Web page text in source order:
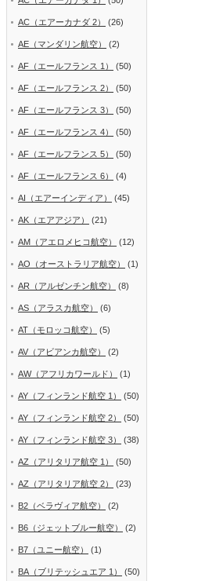
AC（エアーカナダ 2） (26)
AE（マンダリン航空） (2)
AF（エールフランス 1） (50)
AF（エールフランス 2） (50)
AF（エールフランス 3） (50)
AF（エールフランス 4） (50)
AF（エールフランス 5） (50)
AF（エールフランス 6） (4)
AI（エアーインディア） (45)
AK（エアアジア） (21)
AM（アエロメヒコ航空） (12)
AO（オーストラリア航空） (1)
AR（アルゼンチン航空） (8)
AS（アラスカ航空） (6)
AT（モロッコ航空） (5)
AV（アビアンカ航空） (2)
AW（アフリカワールド） (1)
AY（フィンランド航空 1） (50)
AY（フィンランド航空 2） (50)
AY（フィンランド航空 3） (38)
AZ（アリタリア航空 1） (50)
AZ（アリタリア航空 2） (23)
B2（ベラヴィア航空） (2)
B6（ジェットブルー航空） (2)
B7（ユニー航空） (1)
BA（ブリテッシュエア 1） (50)